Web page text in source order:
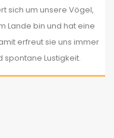
sich um unsere Vögel,
Lande bin und hat eine
erfreut sie uns immer
spontane Lustigkeit.